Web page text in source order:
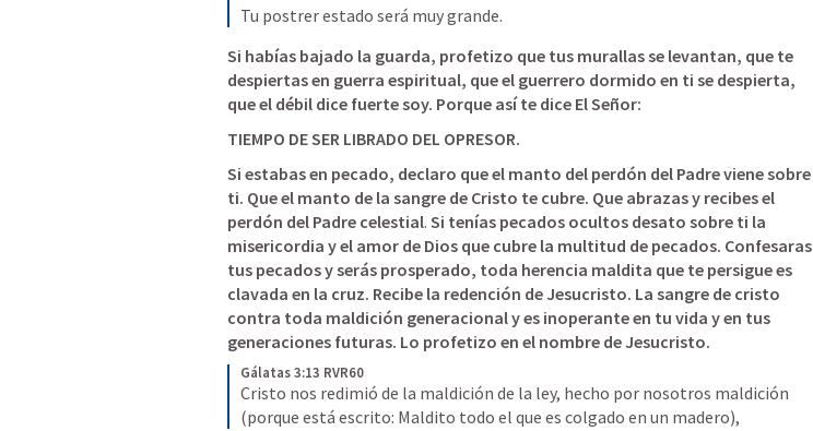
Tu postrer estado será muy grande.
Si habías bajado la guarda, profetizo que tus murallas se levantan, que te
despiertas en guerra espiritual, que el guerrero dormido en ti se despierta,
que el débil dice fuerte soy. Porque así te dice El Señor:
TIEMPO DE SER LIBRADO DEL OPRESOR.
Si estabas en pecado, declaro que el manto del perdón del Padre viene sobre
ti. Que el manto de la sangre de Cristo te cubre. Que abrazas y recibes el
perdón del Padre celestial. Si tenías pecados ocultos desato sobre ti la
misericordia y el amor de Dios que cubre la multitud de pecados. Confesaras
tus pecados y serás prosperado, toda herencia maldita que te persigue es
clavada en la cruz. Recibe la redención de Jesucristo. La sangre de cristo
contra toda maldición generacional y es inoperante en tu vida y en tus
generaciones futuras. Lo profetizo en el nombre de Jesucristo.
Gálatas 3:13 RVR60
Cristo nos redimió de la maldición de la ley, hecho por nosotros maldición
(porque está escrito: Maldito todo el que es colgado en un madero),